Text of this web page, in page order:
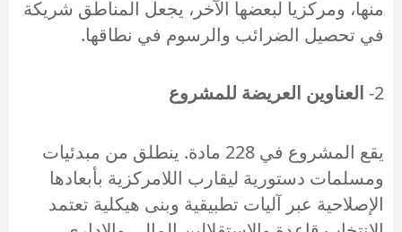
منها، ومركزيا لبعضها الآخر، يجعل المناطق شريكة
في تحصيل الضرائب والرسوم في نطاقها.
2- العناوين العريضة للمشروع
يقع المشروع في 228 مادة. ينطلق من مبدئيات
ومسلمات دستورية ليقارب اللامركزية بأبعادها
الإصلاحية عبر آليات تطبيقية وبنى هيكلية تعتمد